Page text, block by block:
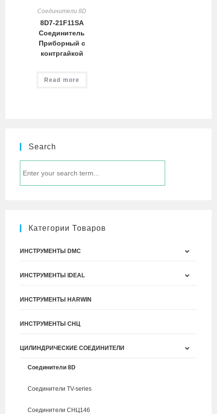
Соединители 8D
8D7-21F11SA
Соединитель
Приборный с
контргайкой
Read more
Search
Категории Товаров
ИНСТРУМЕНТЫ DMC
ИНСТРУМЕНТЫ IDEAL
ИНСТРУМЕНТЫ HARWIN
ИНСТРУМЕНТЫ СНЦ
ЦИЛИНДРИЧЕСКИЕ СОЕДИНИТЕЛИ
Соединители 8D
Соединители TV-series
Соединители СНЦ146